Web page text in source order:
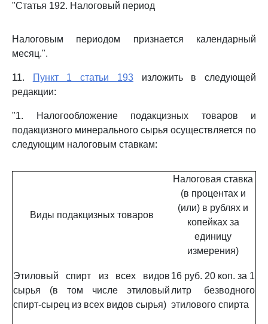
"Статья 192. Налоговый период
Налоговым периодом признается календарный
месяц.".
11. Пункт 1 статьи 193изложить в следующей
редакции:
"1. Налогообложение подакцизных товаров и
подакцизного минерального сырья осуществляется по
следующим налоговым ставкам:
Виды подакцизных товаров
Налоговая ставка
(в процентах и
(или) в рублях и
копейках за
единицу
измерения)
Этиловый спирт из всех видов
сырья (в том числе этиловый
спирт-сырец из всех видов сырья)
16 руб. 20 коп. за 1
литр безводного
этилового спирта